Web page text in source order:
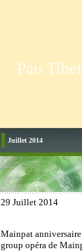
Pau Tibet
Juillet 2014
29 Juillet 2014
Mainpat
group opéra de